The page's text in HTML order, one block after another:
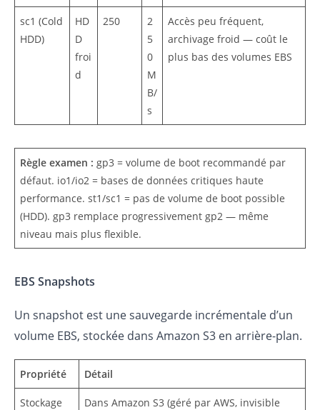
sc1 (Cold
HDD)
HD
D
froi
d
250
2
5
0
M
B/
s
Accès peu fréquent,
archivage froid — coût le
plus bas des volumes EBS
Règle examen : gp3 = volume de boot recommandé par
défaut. io1/io2 = bases de données critiques haute
performance. st1/sc1 = pas de volume de boot possible
(HDD). gp3 remplace progressivement gp2 — même
niveau mais plus flexible.
EBS Snapshots
Un snapshot est une sauvegarde incrémentale d’un
volume EBS, stockée dans Amazon S3 en arrière-plan.
Propriété Détail
Stockage
Dans Amazon S3 (géré par AWS, invisible